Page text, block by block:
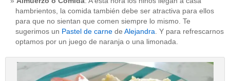
hambrientos, la comida también debe ser atractiva para ellos
para que no sientan que comen siempre lo mismo. Te
sugerimos un Pastel de carne de Alejandra . Y para refrescarnos
optamos por un juego de naranja o una limonada.